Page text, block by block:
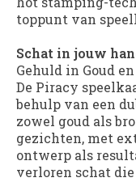
toppunt van
Schat in jouw
Gehuld in Goud
De Piracy
behulp van een
zowel goud als
gezichten, met
ontwerp als
verloren schat